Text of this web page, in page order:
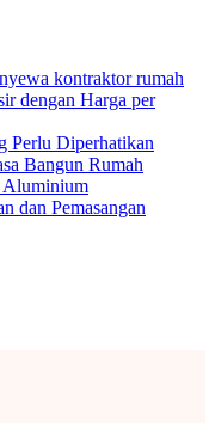
kontraktor rumah
dengan Harga per
Perlu Diperhatikan
Bangun Rumah
Aluminium
dan Pemasangan